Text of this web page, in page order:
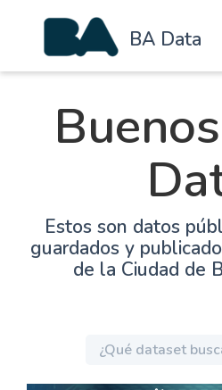
BA Data
Estos son datos
guardados y
de la Ciudad de